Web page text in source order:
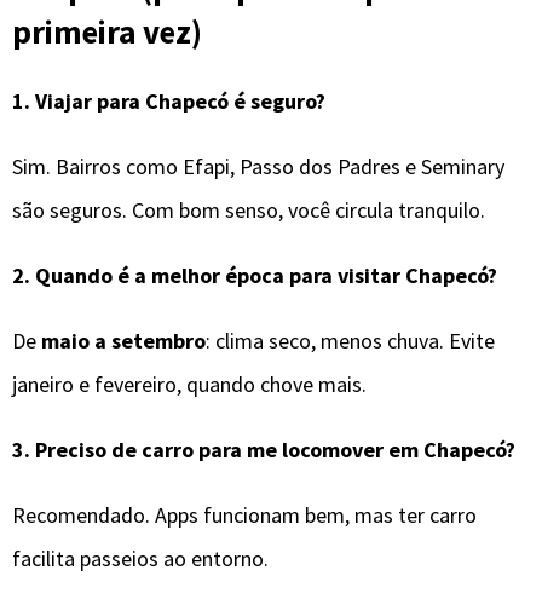
primeira vez)
1. Viajar para Chapecó é seguro?
Sim. Bairros como Efapi, Passo dos Padres e Seminary
são seguros. Com bom senso, você circula tranquilo.
2. Quando é a melhor época para visitar Chapecó?
De maio a setembro: clima seco, menos chuva. Evite
janeiro e fevereiro, quando chove mais.
3. Preciso de carro para me locomover em Chapecó?
Recomendado. Apps funcionam bem, mas ter carro
facilita passeios ao entorno.